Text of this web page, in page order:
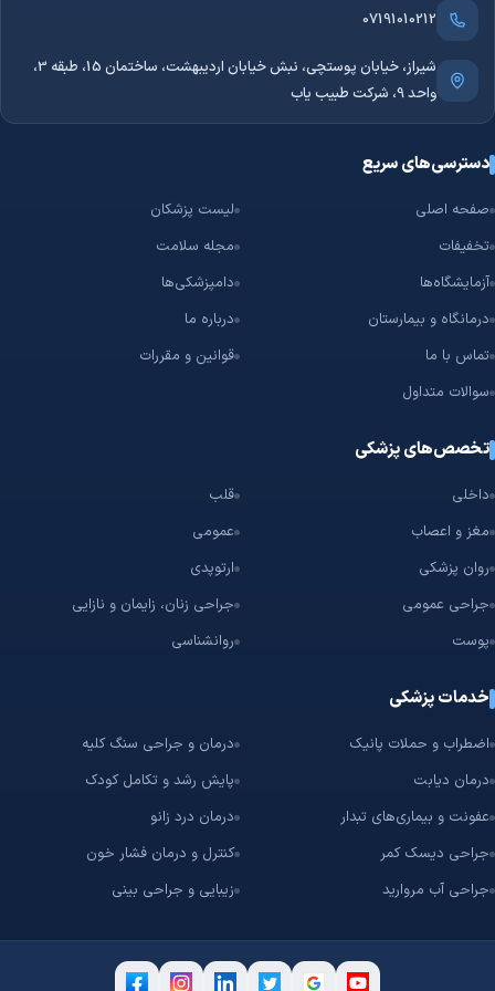
نشانه‌های یک آزمایشگاه حرفه‌ای است. این ویژگی به شما کمک می‌کند
بدون مراجعهٔ مجدد، نتیجهٔ چکاپ مردان را مشاهده و برای ادامهٔ
درمان اقدام کنید.
چگونه همین حالا برای چکاپ مردان نوبت بگیریم؟
اگر به خدمات چکاپ مردان نیاز دارید، زمان را از دست ندهید. در
کنید، آن‌ها را از نظر آدرس، بیمه و خدمات مقایسه کنید و تنها با چند
کلیک، نوبت حضوری یا نمونه‌گیری در منزلِ بهترین آزمایشگاه چکاپ
مردان را به‌صورت کاملاً آنلاین رزرو کنید.
07191010212
شیراز، خیابان پوستچی، نبش خیابان اردیبهشت، ساختمان 15، طبقه 3،
واحد 9، شرکت طبیب یاب
دسترسی‌های سریع
صفحه اصلی
لیست پزشکان
تخفیفات
مجله سلامت
آزمایشگاه‌ها
دامپزشکی‌ها
درمانگاه و بیمارستان
درباره ما
تماس با ما
قوانین و مقررات
سوالات متداول
تخصص‌های پزشکی
داخلی
قلب
مغز و اعصاب
عمومی
روان پزشکی
ارتوپدی
جراحی عمومی
جراحی زنان، زایمان و نازایی
پوست
روانشناسی
خدمات پزشکی
اضطراب و حملات پانیک
درمان و جراحی سنگ کلیه
درمان دیابت
پایش رشد و تکامل کودک
عفونت و بیماری‌های تبدار
درمان درد زانو
جراحی دیسک کمر
کنترل و درمان فشار خون
جراحی آب مروارید
زیبایی و جراحی بینی